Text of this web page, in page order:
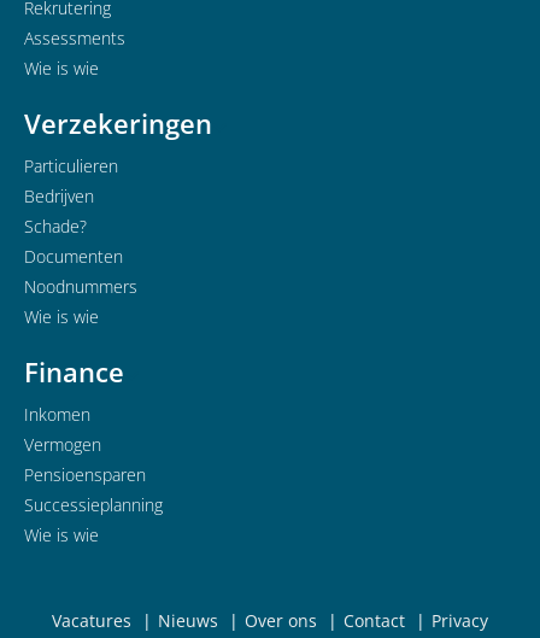
Rekrutering
Assessments
Wie is wie
Verzekeringen
Particulieren
Bedrijven
Schade?
Documenten
Noodnummers
Wie is wie
Finance
Inkomen
Vermogen
Pensioensparen
Successieplanning
Wie is wie
Vacatures Nieuws Over ons Contact
Privacy